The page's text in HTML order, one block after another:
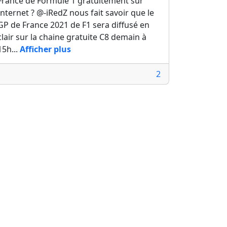
? @-iRedZ nous fait savoir que le
de France 2021 de F1 sera diffusé en
sur la chaine gratuite C8 demain à
Afficher plus
2